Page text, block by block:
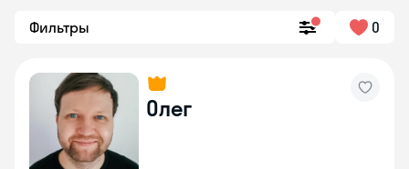
Фильтры 0
Олег